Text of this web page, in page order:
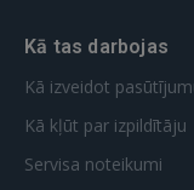
Kā tas darbojas
Kā izveidot
Kā kļūt par izpildītāju
Servisa noteikumi